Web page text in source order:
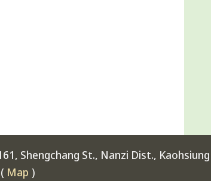
Shengchang St., Nanzi Dist.,
Map )